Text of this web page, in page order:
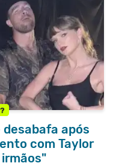
desabafa após
com Taylor